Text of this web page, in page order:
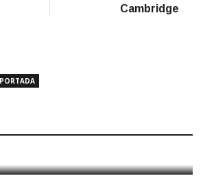
Cambridge
PORTADA
personas por robar en
Luisiana